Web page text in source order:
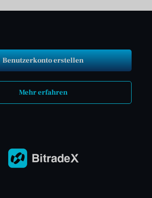
Benutzerkonto erstellen
Mehr erfahren